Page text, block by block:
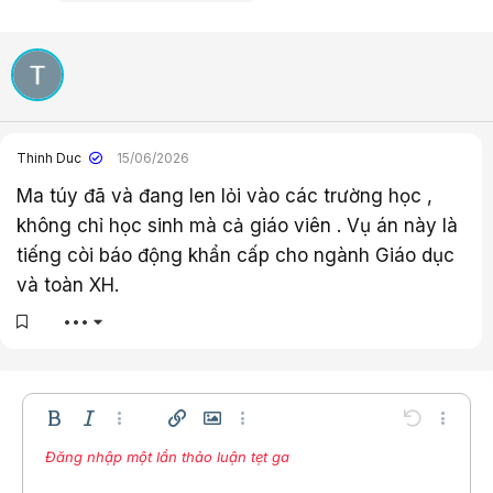
Thinh Duc 15/06/2026
Ma túy đã và đang len lỏi vào các trường học ,
không chỉ học sinh mà cả giáo viên . Vụ án này là
tiếng còi báo động khẩn cấp cho ngành Giáo dục
và toàn XH.
•••
Bold In nghiêngThêm tùy chọn…
Chèn liên kết
Chèn hình ảnh
Thêm tùy chọn… Undo Thêm
Kích thước
9
Màu chữPhông chữArial
Danh sách
Danh sách có thứ tự
Căn lề
Căn trái
Paragraph format
Gạch ngang
Compare
Mặt cườiTrích dẫn
MediaInsert table
Insert horizontal line
Spoiler
RedoToggle BB code
Xóa định dạng
Bản thảoLưu nháp
Đăng nhập một lần thảo luận tẹt ga